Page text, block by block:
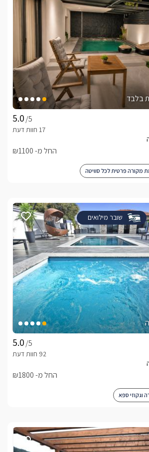
בלבד
/5
החל מ- ₪1100
מקורה פרטית לכל סוויטה
שובר מילואים
/5
החל מ- ₪1800
וגקוזי ספא